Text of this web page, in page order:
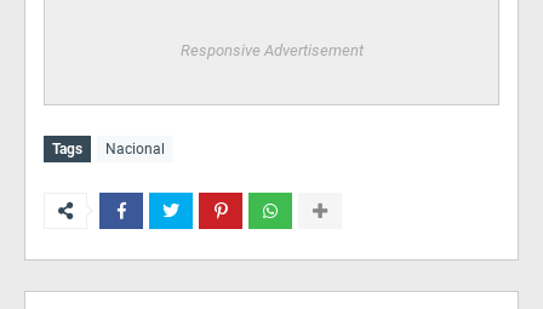
Responsive Advertisement
Tags Nacional